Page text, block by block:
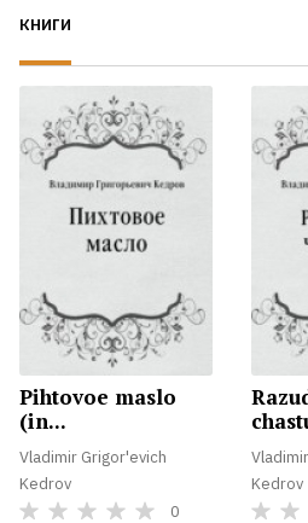
Экранизации
Коллекции
КНИГИ
Pihtovoe maslo
(in...
Vladimir Grigor'evich
Kedrov
0
Kedrov